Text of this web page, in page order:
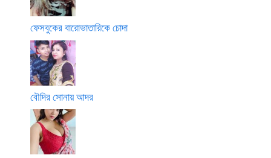
ফেসবুকের বারোভাতারিকে চোদা
বৌদির সোনায় আদর